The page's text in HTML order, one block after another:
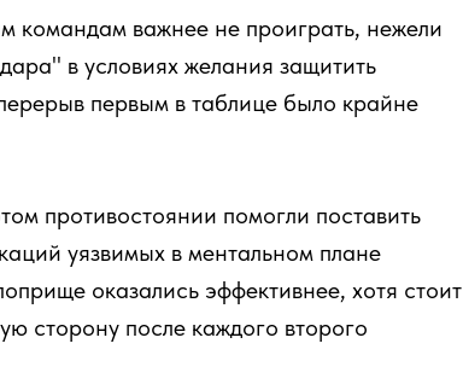
командам важнее не проиграть, нежели
в условиях желания защитить
первым в таблице было крайне
противостоянии помогли поставить
уязвимых в ментальном плане
оказались эффективнее, хотя стоит
сторону после каждого второго